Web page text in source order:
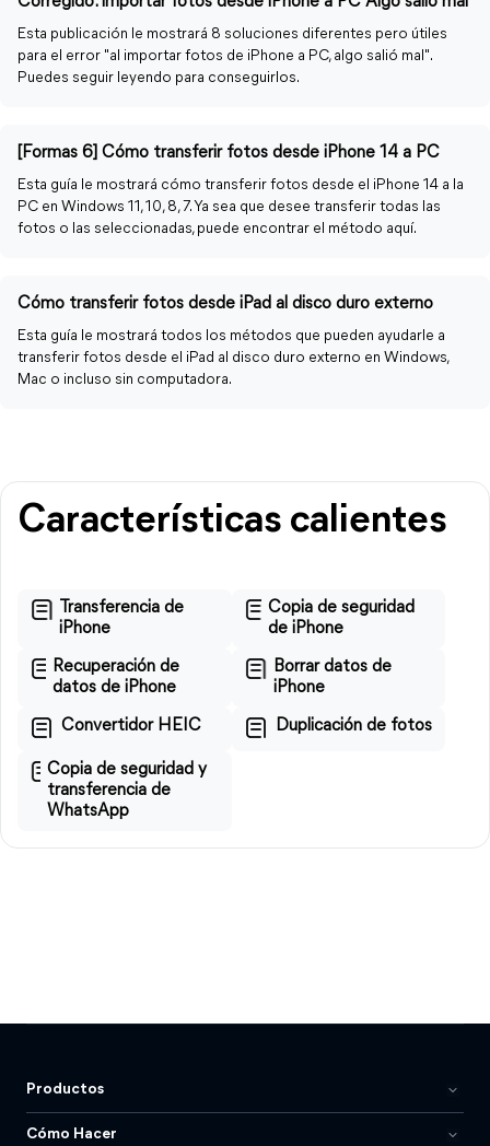
Esta publicación le mostrará 8 soluciones diferentes pero útiles
para el error "al importar fotos de iPhone a PC, algo salió mal".
Puedes seguir leyendo para conseguirlos.
[Formas 6] Cómo transferir fotos desde iPhone 14 a PC
Esta guía le mostrará cómo transferir fotos desde el iPhone 14 a la
PC en Windows 11, 10, 8, 7. Ya sea que desee transferir todas las
fotos o las seleccionadas, puede encontrar el método aquí.
Cómo transferir fotos desde iPad al disco duro externo
Esta guía le mostrará todos los métodos que pueden ayudarle a
transferir fotos desde el iPad al disco duro externo en Windows,
Mac o incluso sin computadora.
Características calientes
Transferencia de
iPhone
Copia de seguridad
de iPhone
Recuperación de
datos de iPhone
Borrar datos de
iPhone
Convertidor HEIC Duplicación de fotos
Copia de seguridad y
transferencia de
WhatsApp
Productos
Cómo Hacer